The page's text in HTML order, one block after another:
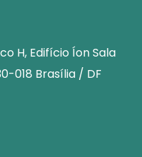
H, Edifício Íon Sala
018 Brasília / DF